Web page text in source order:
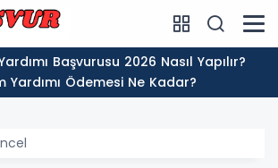
Yardımı Ödemesi Ne Kadar?